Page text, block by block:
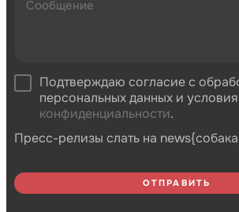
Подтверждаю согласие с
персональных данных и
конфиденциальности.
Пресс-релизы слать на